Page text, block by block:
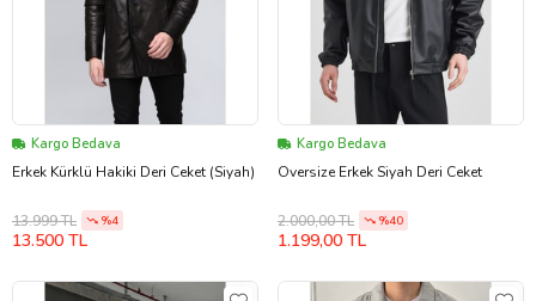
Kargo Bedava
Erkek Kürklü Hakiki Deri Ceket (Siyah)
13.999 TL %4
13.500 TL
Kargo Bedava
Oversize Erkek Siyah Deri Ceket
2.000,00 TL %40
1.199,00 TL